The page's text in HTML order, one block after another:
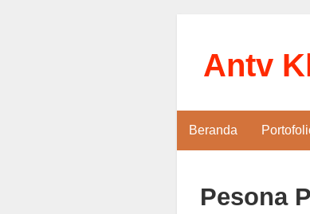
Antv
Beranda
Pesona